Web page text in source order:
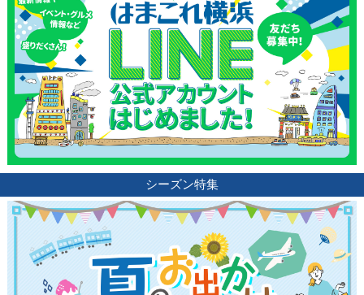
シーズン特集
観光ガイド
ランキング